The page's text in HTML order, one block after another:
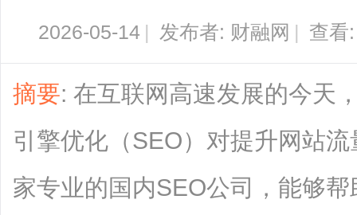
2026-05-14 | 发布者: 财融网 | 查
摘要: 在互联网高速发展的今天
引擎优化（SEO）对提升网站
家专业的国内SEO公司，能够